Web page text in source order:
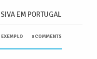
EM PORTUGAL
EXEMPLO 0 COMMENTS